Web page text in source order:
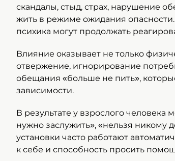
скандалы, стыд, страх, нарушение
жить в режиме ожидания опасности.
психика могут продолжать
Влияние оказывает не только
отвержение, игнорирование
обещания «больше не пить»,
зависимости.
В результате у взрослого
нужно заслужить», «нельзя никому
установки часто работают
к себе и способность просить